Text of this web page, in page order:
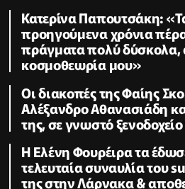
Κατερίνα Παπουτσάκη:
προηγούμενα χρόνια
πράγματα πολύ δύσκολα,
κοσμοθεωρία μου»
Οι διακοπές της Φαίης
Αλέξανδρο Αθανασιάδη
της, σε γνωστό
Η Ελένη Φουρέιρα τα
τελευταία συναυλία του
της στην Λάρνακα &